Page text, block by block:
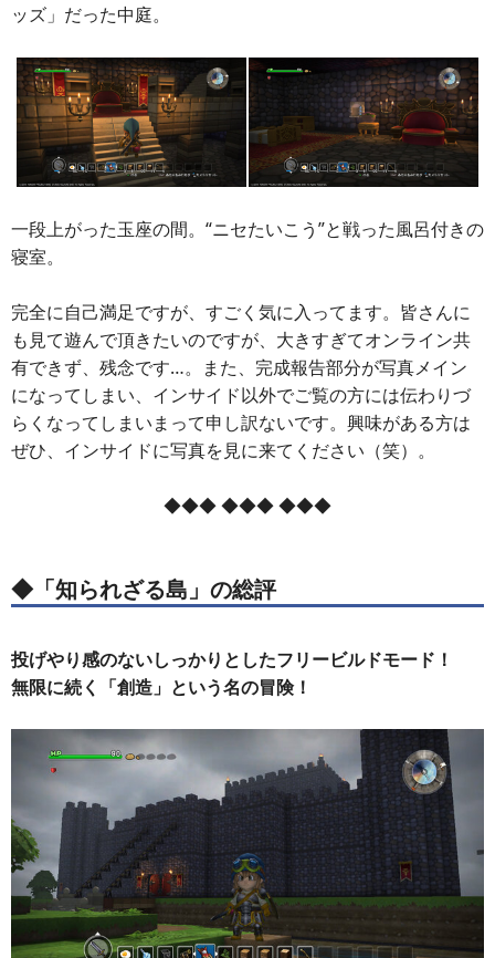
ッズ」だった中庭。
一段上がった玉座の間。“ニセたいこう”と戦った風呂付きの
寝室。
完全に自己満足ですが、すごく気に入ってます。皆さんに
も見て遊んで頂きたいのですが、大きすぎてオンライン共
有できず、残念です…。また、完成報告部分が写真メイン
になってしまい、インサイド以外でご覧の方には伝わりづ
らくなってしまいまって申し訳ないです。興味がある方は
ぜひ、インサイドに写真を見に来てください（笑）。
◆◆◆ ◆◆◆ ◆◆◆
◆「知られざる島」の総評
投げやり感のないしっかりとしたフリービルドモード！
無限に続く「創造」という名の冒険！